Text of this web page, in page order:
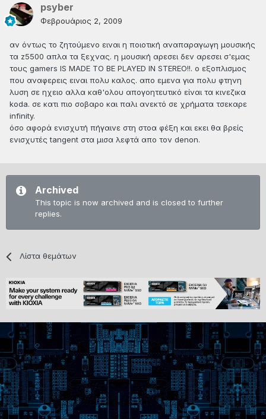
psyber
Φεβρουάριος 2, 2009
αν όντως το ζητούμενο ειναι η ποιοτική αναπαραγωγη μουσικής
τα z5500 απλα τα ξεχνας. η μουσική αρεσει δεν αρεσει σ'εμας
τους gamers IS MADE TO BE PLAYED IN STEREO!!. ο εξοπλισμος
που αναφερεις ειναι πολυ καλος. απο εμενα για πολυ φτηνη
λυση σε ηχειο αλλα καθ'ολου απογοητευτικό είναι τα κινεζικα
koda. σε κατι πιο σοβαρο και παλι ανεκτό σε χρήματα τσεκαρε
infinity.
όσο αφορά ενισχυτή πήγαινε στη στοα φέξη και εκει θα βρείς
ενισχυτές tangent στα μισα λεφτά απο τον denon.
Archived
This topic is now archived and is closed to further
replies.
Λίστα θεμάτων